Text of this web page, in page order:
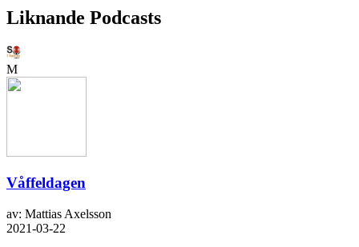
Liknande Podcasts
M
Våffeldagen
av: Mattias Axelsson
2021-03-22